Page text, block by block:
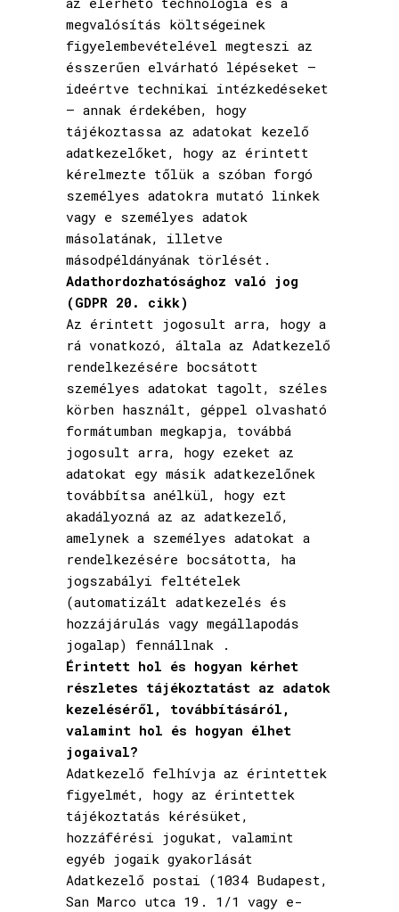
megvalósítás költségeinek
figyelembevételével megteszi az
ésszerűen elvárható lépéseket –
ideértve technikai intézkedéseket
– annak érdekében, hogy
tájékoztassa az adatokat kezelő
adatkezelőket, hogy az érintett
kérelmezte tőlük a szóban forgó
személyes adatokra mutató linkek
vagy e személyes adatok
másolatának, illetve
másodpéldányának törlését.
Adathordozhatósághoz való jog
(GDPR 20. cikk)
Az érintett jogosult arra, hogy a
rá vonatkozó, általa az Adatkezelő
rendelkezésére bocsátott
személyes adatokat tagolt, széles
körben használt, géppel olvasható
formátumban megkapja, továbbá
jogosult arra, hogy ezeket az
adatokat egy másik adatkezelőnek
továbbítsa anélkül, hogy ezt
akadályozná az az adatkezelő,
amelynek a személyes adatokat a
rendelkezésére bocsátotta, ha
jogszabályi feltételek
(automatizált adatkezelés és
hozzájárulás vagy megállapodás
jogalap) fennállnak .
Érintett hol és hogyan kérhet
részletes tájékoztatást az adatok
kezeléséről, továbbításáról,
valamint hol és hogyan élhet
jogaival?
Adatkezelő felhívja az érintettek
figyelmét, hogy az érintettek
tájékoztatás kérésüket,
hozzáférési jogukat, valamint
egyéb jogaik gyakorlását
Adatkezelő postai (1034 Budapest,
San Marco utca 19. 1/1 vagy e-